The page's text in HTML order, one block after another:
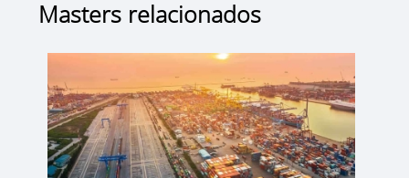
Masters relacionados